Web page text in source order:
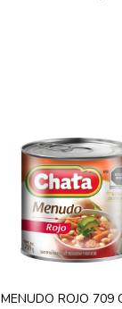
MENUDO ROJO 709